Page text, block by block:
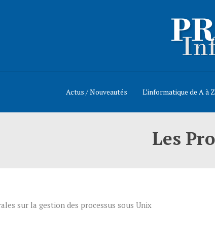
Actus / Nouveautés L’informatique de A à Z
Les
sur la gestion des processus sous Unix